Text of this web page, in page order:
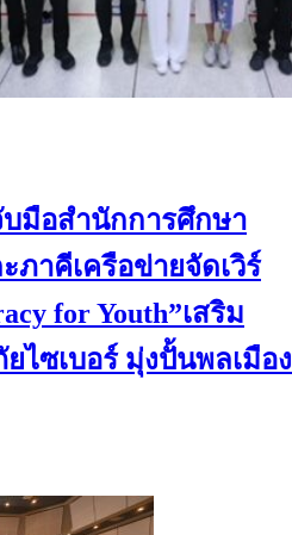
มือสำนักการศึกษา
ภาคีเครือข่ายจัดเวิร์
for Youth”เสริม
ไซเบอร์ มุ่งปั้นพลเมือง